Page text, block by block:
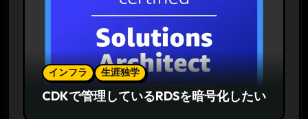
インフラ 生涯独学
CDKで管理しているRDSを暗号化したい